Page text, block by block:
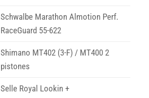
Schwalbe Marathon Almotion Perf.
RaceGuard 55-622
Shimano MT402 (3-F) / MT400 2
pistones
Selle Royal Lookin +